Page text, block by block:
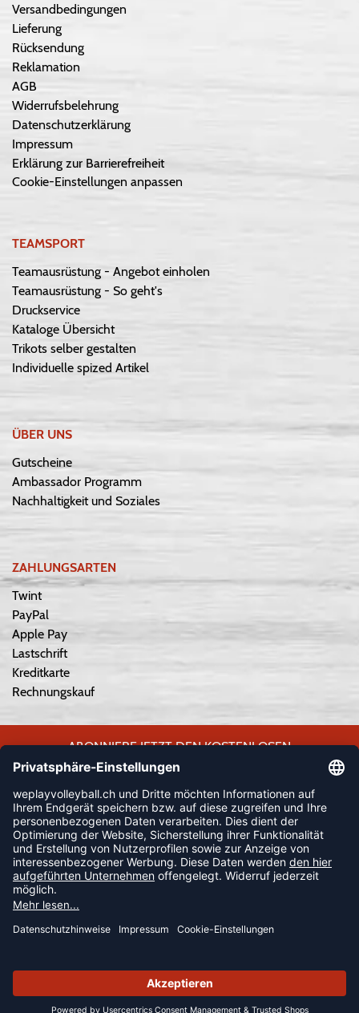
Versandbedingungen
Lieferung
Rücksendung
Reklamation
AGB
Widerrufsbelehrung
Datenschutzerklärung
Impressum
Erklärung zur Barrierefreiheit
Cookie-Einstellungen anpassen
TEAMSPORT
Teamausrüstung - Angebot einholen
Teamausrüstung - So geht's
Druckservice
Kataloge Übersicht
Trikots selber gestalten
Individuelle spized Artikel
ÜBER UNS
Gutscheine
Ambassador Programm
Nachhaltigkeit und Soziales
ZAHLUNGSARTEN
Twint
PayPal
Apple Pay
Lastschrift
Kreditkarte
Rechnungskauf
ABONNIERE JETZT DEN KOSTENLOSEN
WEPLAYVOLLEYBALL-NEWSLETTER UND VERPASSE KEINE
JETZT ANMELDEN
FOLLOW US